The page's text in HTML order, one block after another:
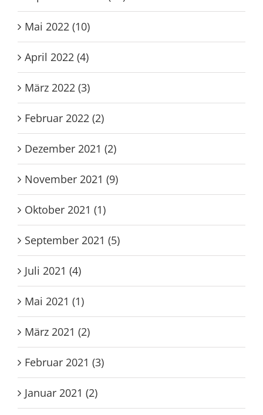
Mai 2022 (10)
April 2022 (4)
März 2022 (3)
Februar 2022 (2)
Dezember 2021 (2)
November 2021 (9)
Oktober 2021 (1)
September 2021 (5)
Juli 2021 (4)
Mai 2021 (1)
März 2021 (2)
Februar 2021 (3)
Januar 2021 (2)